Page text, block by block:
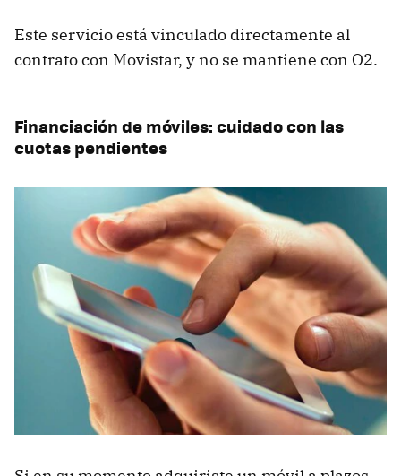
Este servicio está vinculado directamente al
contrato con Movistar, y no se mantiene con O2.
Financiación de móviles: cuidado con las
cuotas pendientes